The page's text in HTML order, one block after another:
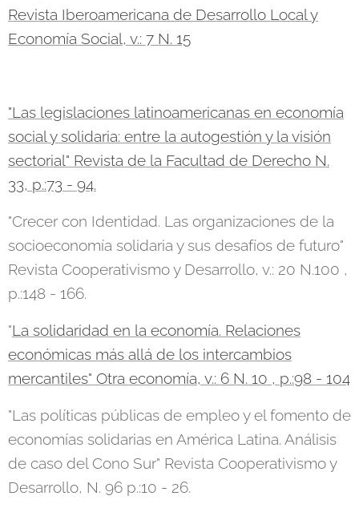
Revista Iberoamericana de Desarrollo Local y
Economía Social, v.: 7 N. 15
"Las legislaciones latinoamericanas en economía
social y solidaria: entre la autogestión y la visión
sectorial" Revista de la Facultad de Derecho N.
33, p.:73 - 94.
"Crecer con Identidad. Las organizaciones de la
socioeconomía solidaria y sus desafíos de futuro"
Revista Cooperativismo y Desarrollo, v.: 20 N.100 ,
p.:148 - 166.
"La solidaridad en la economía. Relaciones
económicas más allá de los intercambios
mercantiles" Otra economía, v.: 6 N. 10 , p.:98 - 104
"Las políticas públicas de empleo y el fomento de
economías solidarias en América Latina. Análisis
de caso del Cono Sur" Revista Cooperativismo y
Desarrollo, N. 96 p.:10 - 26.